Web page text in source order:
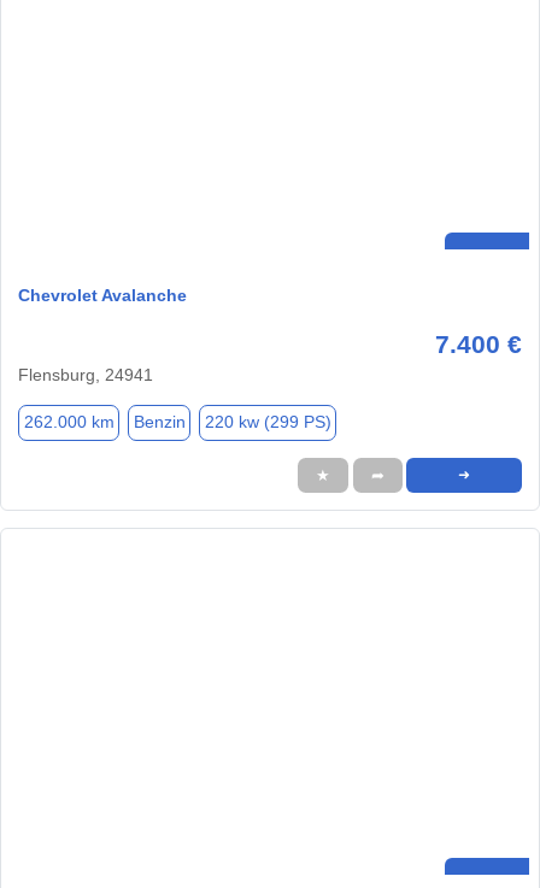
Chevrolet Avalanche
7.400 €
Flensburg, 24941
262.000 km Benzin 220 kw (299 PS)
★ ➦ ➜